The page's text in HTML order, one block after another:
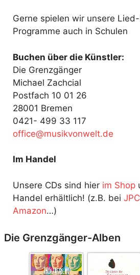
Gerne spielen wir unsere
Programme auch in Schulen
Buchen über die Künstler:
Die Grenzgänger
Michael Zachcial
Postfach 10 01 26
28001 Bremen
0421- 499 33 117
ed.tl
ewnov
kisum
@ecif
fo
Im Handel
Unsere CDs sind hier im Shop
Handel erhältlich! (z.B. bei JPC
Amazon…)
Die Grenzgänger-Alben